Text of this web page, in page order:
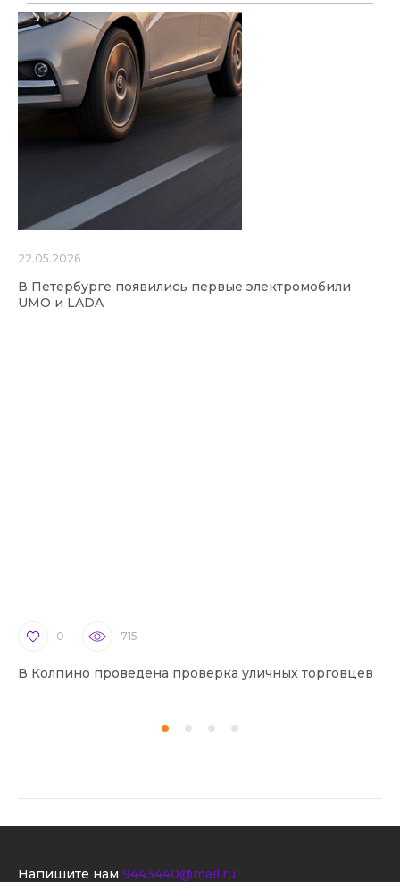
22.05.2026
В Петербурге появились первые электромобили
UMO и LADA
0 715
В Колпино проведена проверка уличных торговцев
Напишите нам 9443440@mail.ru